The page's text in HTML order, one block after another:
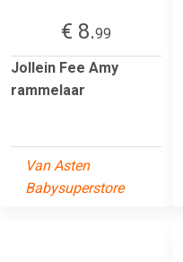
€ 8.99
Jollein Fee Amy
rammelaar
Van Asten
Babysuperstore